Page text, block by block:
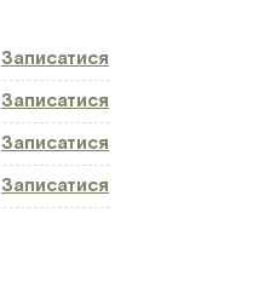
Записатися
Записатися
Записатися
Записатися